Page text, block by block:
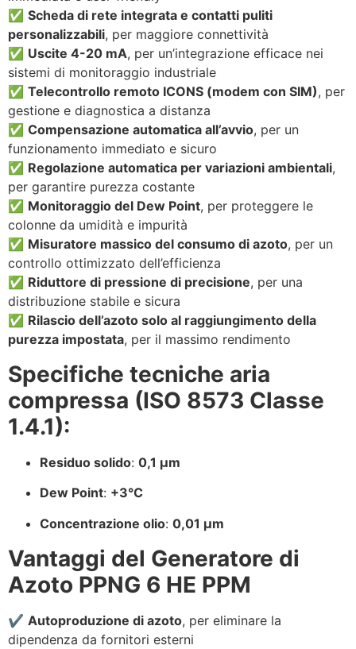
✅ Scheda di rete integrata e contatti puliti
personalizzabili, per maggiore connettività
✅ Uscite 4-20 mA, per un’integrazione efficace nei
sistemi di monitoraggio industriale
✅ Telecontrollo remoto ICONS (modem con SIM), per
gestione e diagnostica a distanza
✅ Compensazione automatica all’avvio, per un
funzionamento immediato e sicuro
✅ Regolazione automatica per variazioni ambientali,
per garantire purezza costante
✅ Monitoraggio del Dew Point, per proteggere le
colonne da umidità e impurità
✅ Misuratore massico del consumo di azoto, per un
controllo ottimizzato dell’efficienza
✅ Riduttore di pressione di precisione, per una
distribuzione stabile e sicura
✅ Rilascio dell’azoto solo al raggiungimento della
purezza impostata, per il massimo rendimento
Specifiche tecniche aria
compressa (ISO 8573 Classe
1.4.1):
Residuo solido: 0,1 µm
Dew Point: +3°C
Concentrazione olio: 0,01 µm
Vantaggi del Generatore di
Azoto PPNG 6 HE PPM
✔️ Autoproduzione di azoto, per eliminare la
dipendenza da fornitori esterni